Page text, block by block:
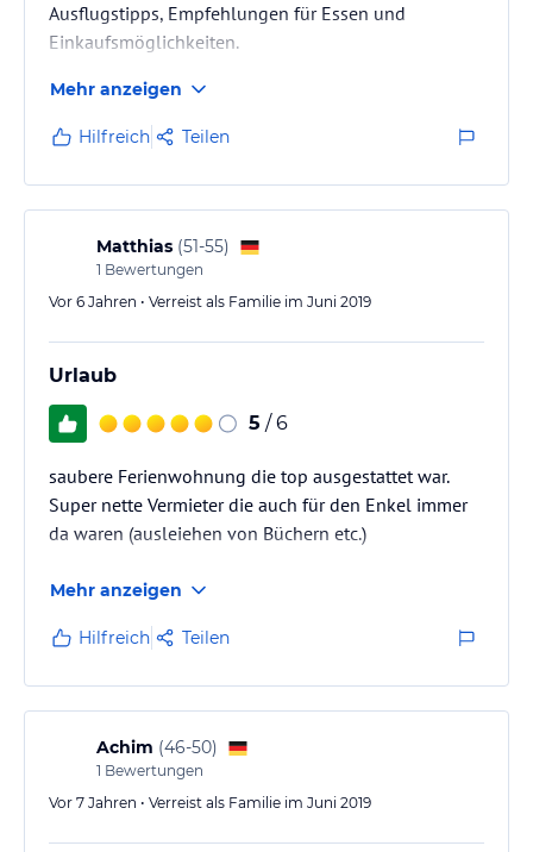
Ausflugstipps, Empfehlungen für Essen und
Einkaufsmöglichkeiten.
Mehr anzeigen
Hilfreich Teilen
Matthias (51-55)
1 Bewertungen
Vor 6 Jahren • Verreist als Familie im Juni 2019
Urlaub
5 / 6
saubere Ferienwohnung die top ausgestattet war.
Super nette Vermieter die auch für den Enkel immer
da waren (ausleiehen von Büchern etc.)
Mehr anzeigen
Hilfreich Teilen
Achim (46-50)
1 Bewertungen
Vor 7 Jahren • Verreist als Familie im Juni 2019